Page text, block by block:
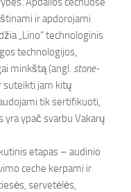
ir apdorojami
„Lino“ technologinis
technologijos,
minkštą (angl. stone-
suteikti jam kitų
tik sertifikuoti,
yra ypač svarbu Vakarų
etapas – audinio
ceche kerpami ir
servetėlės,